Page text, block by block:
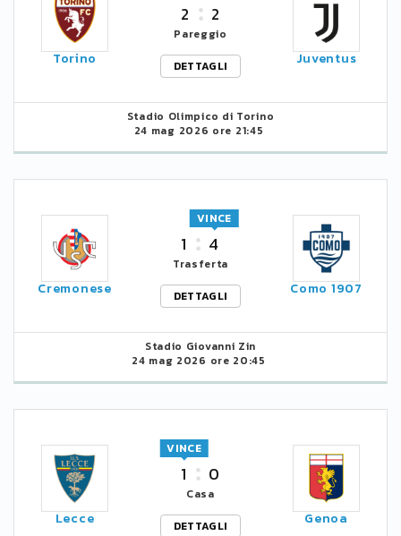
Torino
2 2
Pareggio
DETTAGLI
Juventus
Stadio Olimpico di Torino
24 mag 2026 ore 21:45
Cremonese
1 4
VINCE
Trasferta
DETTAGLI
Como 1907
Stadio Giovanni Zin
24 mag 2026 ore 20:45
Lecce
1
VINCE
0
Casa
DETTAGLI
Genoa